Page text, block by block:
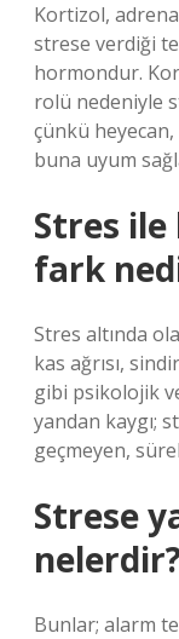
Kortizol,
strese verdiği
hormondur.
rolü nedeniyle
çünkü
buna uyum
Stres ile
fark
Stres altında
kas ağrısı,
gibi psikolojik
yandan kaygı;
geçmeyen,
Strese
Bunlar; alarm